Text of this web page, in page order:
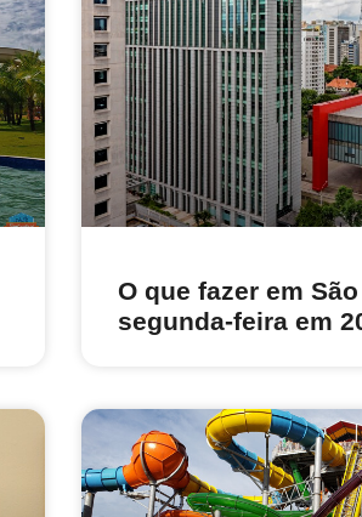
O que fazer em
segunda-feira em